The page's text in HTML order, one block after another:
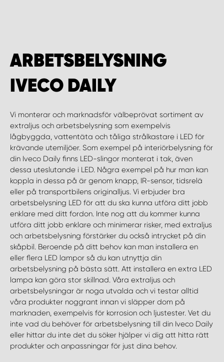
ARBETSBELYSNING
IVECO DAILY
Vi monterar och marknadsför välbeprövat sortiment av
extraljus och arbetsbelysning som exempelvis
lågbyggda, vattentäta och tåliga strålkastare i LED för
krävande utemiljöer. Som exempel på interiörbelysning för
din Iveco Daily finns LED-slingor monterat i tak, även
dessa uteslutande i LED. Några exempel på hur man kan
koppla in dessa på är genom knapp, IR-sensor, tidsrelä
eller på transportbilens originalljus. Vi erbjuder bra
arbetsbelysning LED för att du ska kunna utföra ditt jobb
enklare med ditt fordon. Inte nog att du kommer kunna
utföra ditt jobb enklare och minimerar risker, med extraljus
och arbetsbelysning förstärker du också intrycket på din
skåpbil. Beroende på ditt behov kan man installera en
eller flera LED lampor så du kan utnyttja din
arbetsbelysning på bästa sätt. Att installera en extra LED
lampa kan göra stor skillnad. Våra extraljus och
arbetsbelysningar är noga utvalda och vi testar alltid
våra produkter noggrant innan vi släpper dom på
marknaden, exempelvis för korrosion och ljustester. Vet du
inte vad du behöver för arbetsbelysning till din Iveco Daily
eller hittar du inte det du söker hjälper vi dig att hitta rätt
produkter och anpassningar för just dina behov.
WORK SYSTEM KALMAR
WORK SYSTEM KARLSTAD
WORK SYSTEM KIRUNA
WORK SYSTEM KRISTIANSTAD
WORK SYSTEM LINKÖPING
WORK SYSTEM LULEÅ
WORK SYSTEM NORRKÖPING
WORK SYSTEM SKELLEFTEÅ
WORK SYSTEM SKÖVDE
WORK SYSTEM STAFFANSTORP
WORK SYSTEM STOCKHOLM NORR